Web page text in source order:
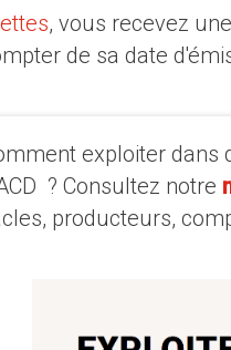
, vous recevez
de sa date
exploiter
? Consultez notre
producteurs,